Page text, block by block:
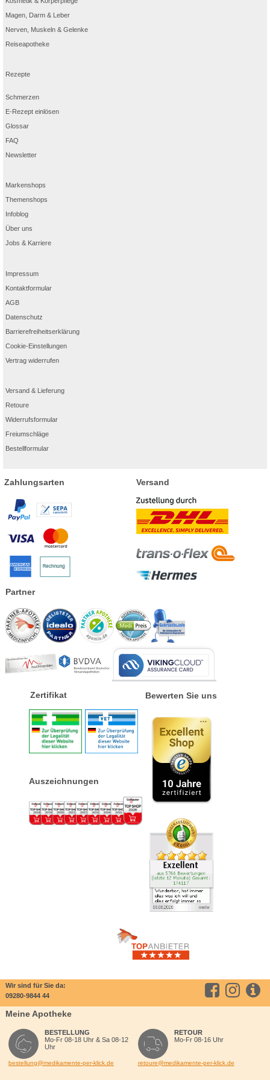
Magen, Darm & Leber
Nerven, Muskeln & Gelenke
Reiseapotheke
Rezepte
Schmerzen
E-Rezept einlösen
Glossar
FAQ
Newsletter
Markenshops
Themenshops
Infoblog
Über uns
Jobs & Karriere
Impressum
Kontaktformular
AGB
Datenschutz
Barrierefreiheitserklärung
Cookie-Einstellungen
Vertrag widerrufen
Versand & Lieferung
Retoure
Widerrufsformular
Freiumschläge
Bestellformular
Zahlungsarten Versand
Partner
Zertifikat
Auszeichnungen
Bewerten Sie uns
Wir sind für Sie da:
09280-9844 44
Meine Apotheke
BESTELLUNG
Mo-Fr 08-18 Uhr & Sa 08-12
Uhr
bestellung@medikamente-per-klick.de
RETOUR
Mo-Fr 08-16 Uhr
retoure@medikamente-per-klick.de